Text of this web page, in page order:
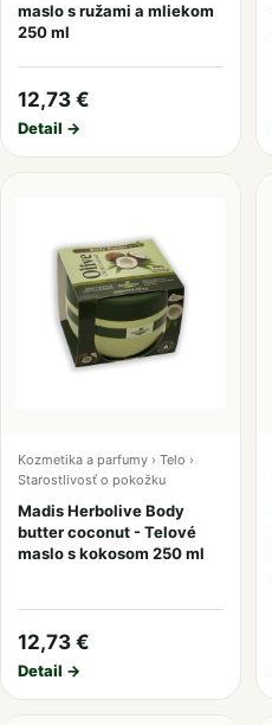
maslo s ružami a mliekom
250 ml
12,73 €
Detail →
Kozmetika a parfumy › Telo ›
Starostlivosť o pokožku
Madis Herbolive Body
butter coconut - Telové
maslo s kokosom 250 ml
12,73 €
Detail →